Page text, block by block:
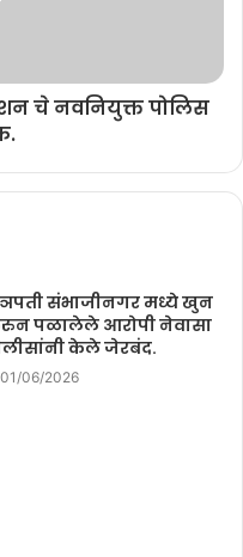
चे नवनियुक्त पोलिस
संभाजीनगर मध्ये खुन
पळालेले आरोपी नेवासा
केले जेरबंद.
01/06/2026